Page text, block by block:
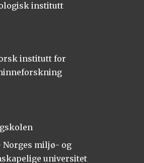
institutt
institutt for
Norges miljø- og
universitet